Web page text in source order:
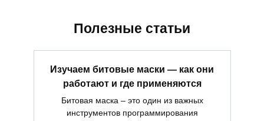
Полезные статьи
Изучаем битовые маски — как они
работают и где применяются
Битовая маска – это один из важных
инструментов программирования